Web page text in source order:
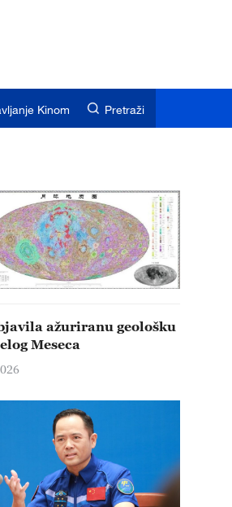
Kinom Pretraži
ažuriranu geološku
Meseca